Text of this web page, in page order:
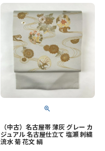
（中古）名古屋帯 薄灰 グレー カ
ジュアル 名古屋仕立て 塩瀬 刺繍
流水 菊 花文 絹